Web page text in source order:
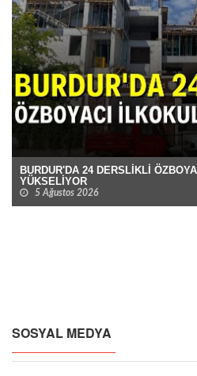
BURDUR'DA 24 DERSLİKLİ
YÜKSELİYOR
5 Ağustos 2026
SOSYAL MEDYA